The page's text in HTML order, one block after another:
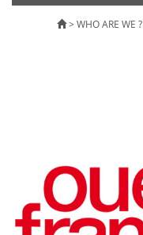
> WHO ARE WE ?